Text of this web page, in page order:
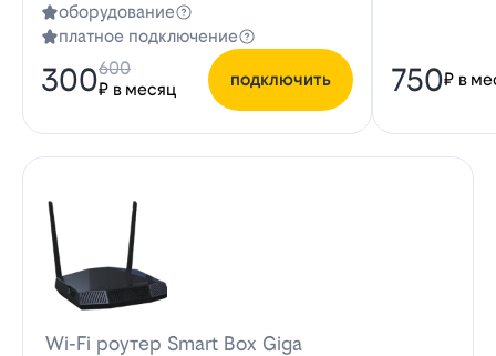
оборудование
платное подключение
300₽ в месяц
600
подключить 750₽ в
Wi-Fi роутер Smart Box Giga